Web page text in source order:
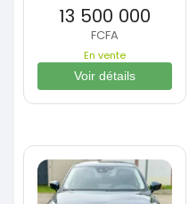
13 500 000
FCFA
En vente
Voir détails